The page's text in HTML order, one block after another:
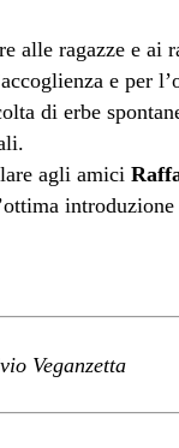
alle ragazze e ai
e per
di erbe
agli amici
Veganzetta